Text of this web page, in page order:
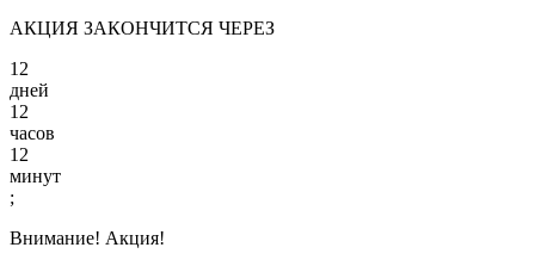
АКЦИЯ ЗАКОНЧИТСЯ ЧЕРЕЗ
12
дней
12
часов
12
минут
;
Внимание! Акция!